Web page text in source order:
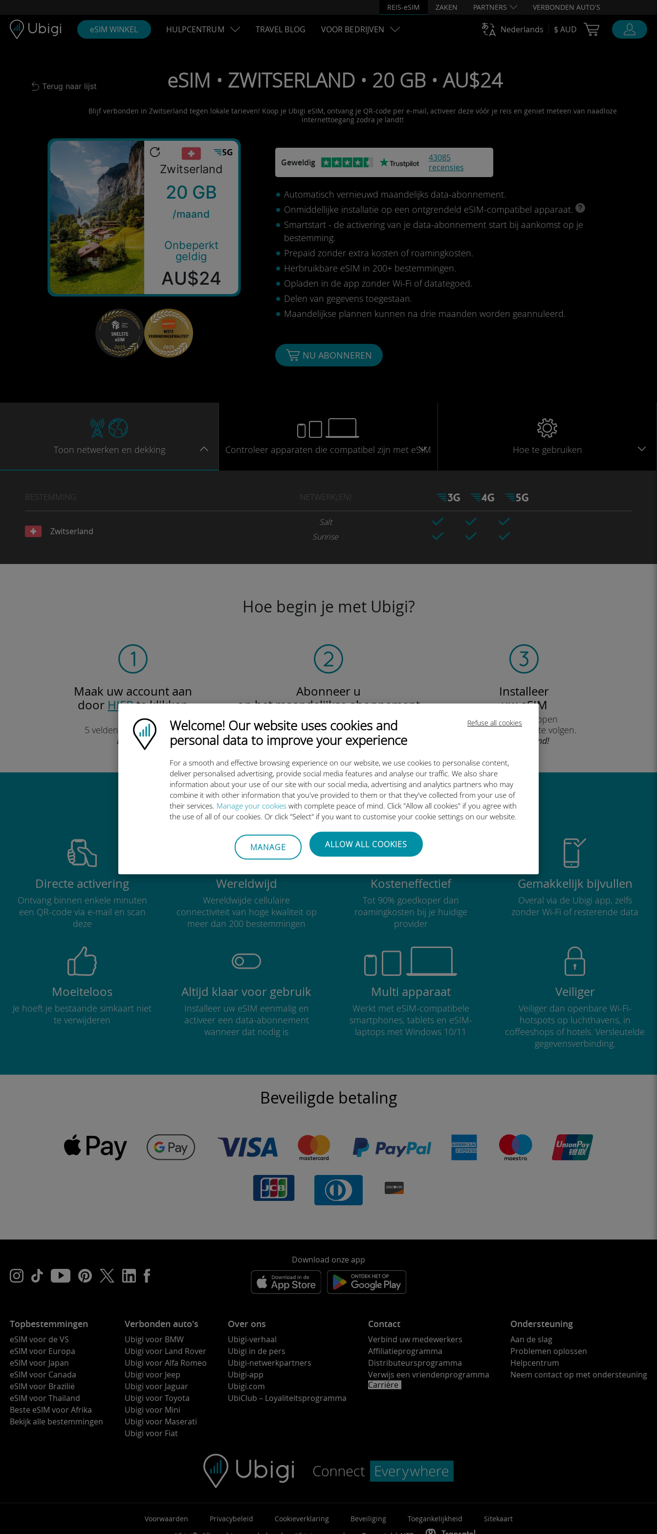
Refuse all cookies
Ubigi logo
Welcome! Our website uses cookies and
personal data to improve your experience
For a smooth and effective browsing experience on our website, we use cookies to personalise content,
deliver personalised advertising, provide social media features and analyse our traffic. We also share
information about your use of our site with our social media, advertising and analytics partners who may
combine it with other information that you've provided to them or that they've collected from your use of
their services. Manage your cookies with complete peace of mind. Click "Allow all cookies" if you agree with
the use of all of our cookies. Or click "Select" if you want to customise your cookie settings on our website.
MANAGE ALLOW ALL COOKIES
REIS-eSIM ZAKEN PARTNERS VERBONDEN AUTO'S
eSIM WINKEL HULPCENTRUM TRAVEL BLOG VOOR BEDRIJVEN Nederlands $ AUD Cart Ubigi
Back to list
Terug naar lijst eSIM • ZWITSERLAND • 20 GB • AU$24
Blijf verbonden in Zwitserland tegen lokale tarieven! Koop je Ubigi eSIM, ontvang je QR-code per e-mail, activeer deze vóór je reis en geniet meteen van naadloze
internettoegang zodra je landt!
Zwitserland
20 GB
/maand
Onbeperkt
geldig
AU$24
Geweldig
43085
recensies
Automatisch vernieuwd maandelijks data-abonnement.
Onmiddellijke installatie op een ontgrendeld eSIM-compatibel apparaat.
Smartstart - de activering van je data-abonnement start bij aankomst op je
bestemming.
Prepaid zonder extra kosten of roamingkosten.
Herbruikbare eSIM in 200+ bestemmingen.
Opladen in de app zonder Wi-Fi of datategoed.
Delen van gegevens toegestaan.
Maandelijkse plannen kunnen na drie maanden worden geannuleerd.
NU ABONNEREN
Toon netwerken en dekking Controleer apparaten die compatibel zijn met eSIM Hoe te gebruiken
BESTEMMING NETWERK(EN)
Zwitserland
Salt
Sunrise
Hoe begin je met Ubigi?
Maak uw account aan
door HIERte klikken
Slechts
5 velden om in te vullen.
Beloofd!
Abonneer u
op het maandelijkse abonnement
Lokaal, regionaal
of wereldwijd.
Wij dekken al uw behoeften!
Installeer
uw eSIM
door de stappen
op uw apparaat te volgen.
Doeltreffend!
Waarom de internationale eSIM van Ubigi zo geweldig is
Directe activering
Ontvang binnen enkele minuten
een QR-code via e-mail en scan
deze
Wereldwijd
Wereldwijde cellulaire
connectiviteit van hoge kwaliteit op
meer dan 200 bestemmingen
Kosteneffectief
Tot 90% goedkoper dan
roamingkosten bij je huidige
provider
Gemakkelijk bijvullen
Overal via de Ubigi app, zelfs
zonder Wi-Fi of resterende data
Moeiteloos
Je hoeft je bestaande simkaart niet
te verwijderen
Altijd klaar voor gebruik
Installeer uw eSIM eenmalig en
activeer een data-abonnement
wanneer dat nodig is
Multi apparaat
Werkt met eSIM-compatibele
smartphones, tablets en eSIM-
laptops met Windows 10/11
Veiliger
Veiliger dan openbare Wi-Fi-
hotspots op luchthavens, in
coffeeshops of hotels. Versleutelde
gegevensverbinding.
Beveiligde betaling
Download onze app
Topbestemmingen
eSIM voor de VS
eSIM voor Europa
eSIM voor Japan
eSIM voor Canada
eSIM voor Brazilië
eSIM voor Thailand
Beste eSIM voor Afrika
Bekijk alle bestemmingen
Verbonden auto's
Ubigi voor BMW
Ubigi voor Land Rover
Ubigi voor Alfa Romeo
Ubigi voor Jeep
Ubigi voor Jaguar
Ubigi voor Toyota
Ubigi voor Mini
Ubigi voor Maserati
Ubigi voor Fiat
Over ons
Ubigi-verhaal
Ubigi in de pers
Ubigi-netwerkpartners
Ubigi-app
Ubigi.com
UbiClub – Loyaliteitsprogramma
Contact
Verbind uw medewerkers
Affiliatieprogramma
Distributeursprogramma
Verwijs een vriendenprogramma
Carrière
Ondersteuning
Aan de slag
Problemen oplossen
Helpcentrum
Neem contact op met ondersteuning
Voorwaarden Privacybeleid Cookieverklaring Beveiliging Toegankelijkheid
Sitekaart